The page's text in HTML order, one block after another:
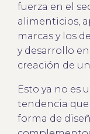
fuerza en el
alimenticios,
marcas y los
y desarrollo
creación de
Esto ya no es
tendencia que
forma de